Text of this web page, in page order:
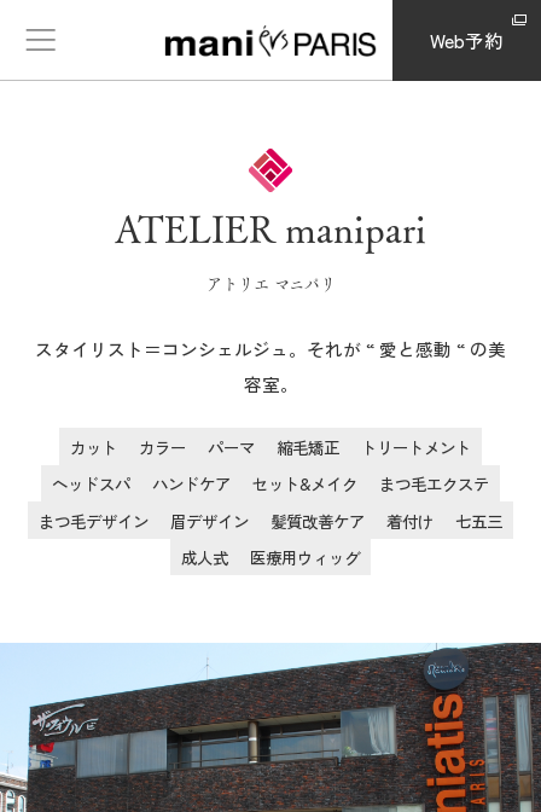
Web予約
ATELIER manipari
アトリエ マニパリ
スタイリスト＝コンシェルジュ。それが “ 愛と感動 “ の美
容室。
カット カラー パーマ 縮毛矯正
トリートメント
ヘッドスパ
ハンドケア セット&メイク
まつ毛エクステ
まつ毛デザイン
眉デザイン 髪質改善ケア 着付け
七五三
成人式
医療用ウィッグ